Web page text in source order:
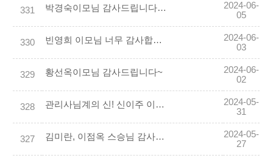
331 박경숙이모님 감사드립니다~^^
2024-06-
05
330 빈영희 이모님 너무 감사합니다.
2024-06-
03
329 황선옥이모님 감사드립니다~
2024-06-
02
328 관리사님계의 신! 신이주 이모님 추천합니다.♥
2024-05-
31
327 김미란, 이점옥 스승님 감사합니다.
2024-05-
27